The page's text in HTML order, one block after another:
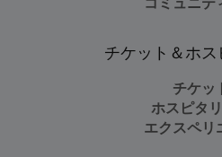
コミュニテ
チケット＆ホス
チケッ
ホスピタ
エクスペリ